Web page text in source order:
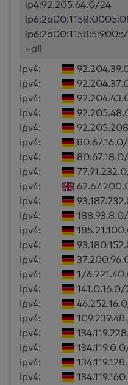
ip4:92.205.64.0/24
~all
ipv4:
ipv4:
ipv4:
ipv4:
ipv4:
ipv4:
ipv4:
ipv4:
ipv4:
ipv4:
ipv4:
ipv4:
ipv4:
ipv4:
ipv4:
ipv4:
141.0.16.0/
ipv4:
ipv4:
ipv4:
ipv4:
ipv4:
ipv4: